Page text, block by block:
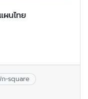
นไทย
ก-square